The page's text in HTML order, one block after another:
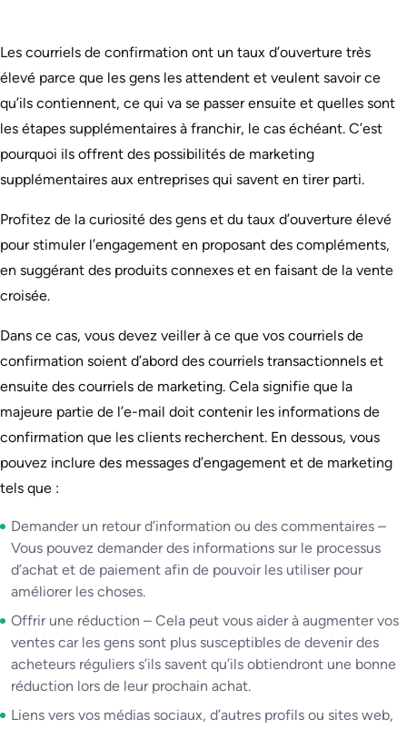
Les courriels de confirmation ont un taux d’ouverture très
élevé parce que les gens les attendent et veulent savoir ce
qu’ils contiennent, ce qui va se passer ensuite et quelles sont
les étapes supplémentaires à franchir, le cas échéant. C’est
pourquoi ils offrent des possibilités de marketing
supplémentaires aux entreprises qui savent en tirer parti.
Profitez de la curiosité des gens et du taux d’ouverture élevé
pour stimuler l’engagement en proposant des compléments,
en suggérant des produits connexes et en faisant de la vente
croisée.
Dans ce cas, vous devez veiller à ce que vos courriels de
confirmation soient d’abord des courriels transactionnels et
ensuite des courriels de marketing. Cela signifie que la
majeure partie de l’e-mail doit contenir les informations de
confirmation que les clients recherchent. En dessous, vous
pouvez inclure des messages d’engagement et de marketing
tels que :
Demander un retour d’information ou des commentaires –
Vous pouvez demander des informations sur le processus
d’achat et de paiement afin de pouvoir les utiliser pour
améliorer les choses.
Offrir une réduction – Cela peut vous aider à augmenter vos
ventes car les gens sont plus susceptibles de devenir des
acheteurs réguliers s’ils savent qu’ils obtiendront une bonne
réduction lors de leur prochain achat.
Liens vers vos médias sociaux, d’autres profils ou sites web,